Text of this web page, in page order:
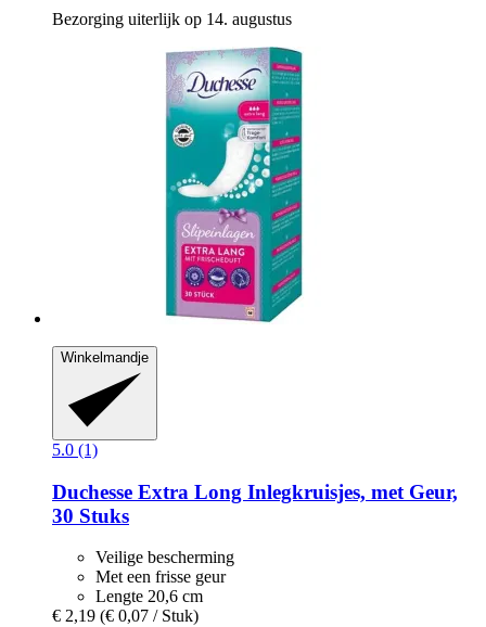
Bezorging uiterlijk op 14. augustus
Winkelmandje
5.0 (1)
Duchesse Extra Long Inlegkruisjes, met Geur,
30 Stuks
Veilige bescherming
Met een frisse geur
Lengte 20,6 cm
€ 2,19 (€ 0,07 / Stuk)